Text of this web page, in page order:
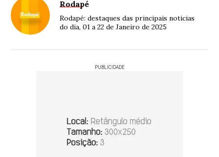
Rodapé
Rodapé: destaques das principais noticias
do dia, 01 a 22 de Janeiro de 2025
PUBLICIDADE